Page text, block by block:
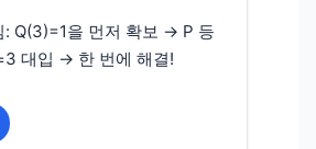
: Q(3)=1을 먼저 확보 → P 등
대입 → 한 번에 해결!